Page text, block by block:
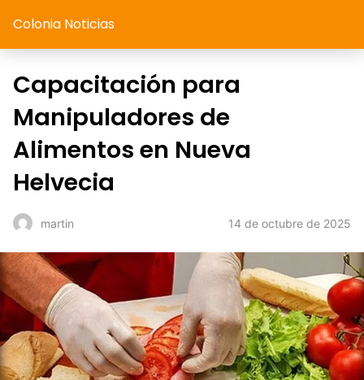
Colonia Noticias
Capacitación para
Manipuladores de
Alimentos en Nueva
Helvecia
martin 14 de octubre de 2025